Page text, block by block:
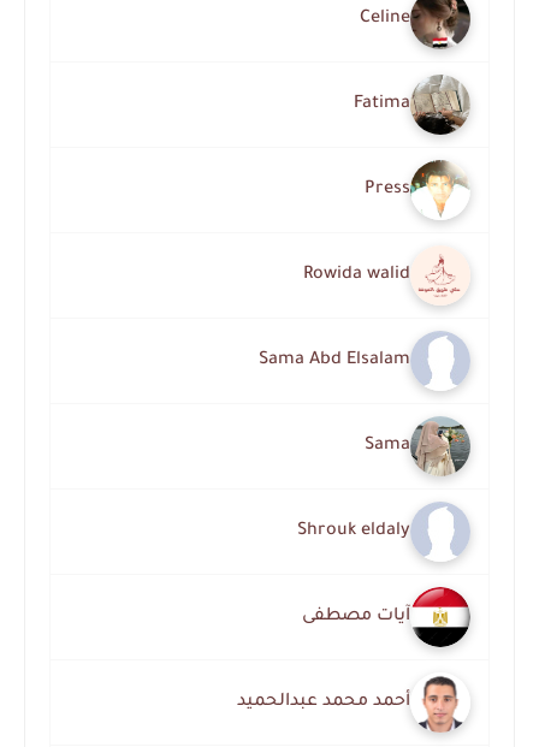
Celine
Fatima
Press
Rowida walid
Sama Abd Elsalam
Sama
Shrouk eldaly
آيات مصطفى
أحمد محمد عبدالحميد